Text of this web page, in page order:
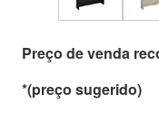
Preço de venda
*(preço sugerido)